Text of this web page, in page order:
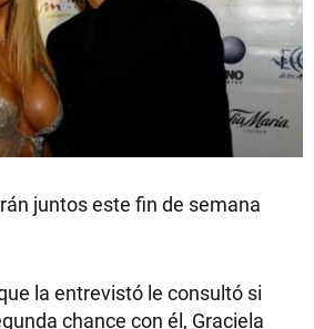
juntos este fin de semana
la entrevistó le consultó si
chance con él, Graciela